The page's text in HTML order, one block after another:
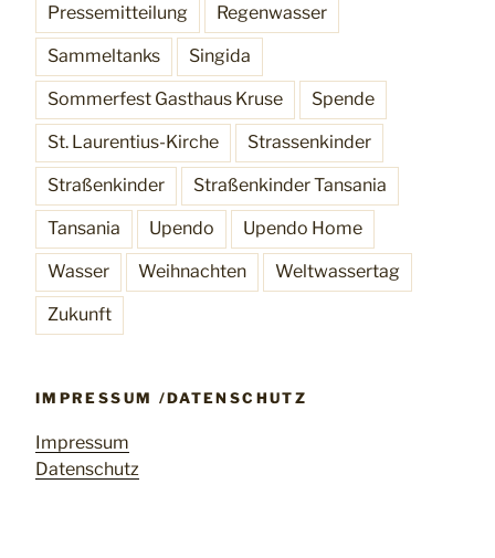
Pressemitteilung Regenwasser
Sammeltanks Singida
Sommerfest Gasthaus Kruse Spende
St. Laurentius-Kirche Strassenkinder
Straßenkinder Straßenkinder Tansania
Tansania Upendo Upendo Home
Wasser Weihnachten Weltwassertag
Zukunft
IMPRESSUM /DATENSCHUTZ
Impressum
Datenschutz